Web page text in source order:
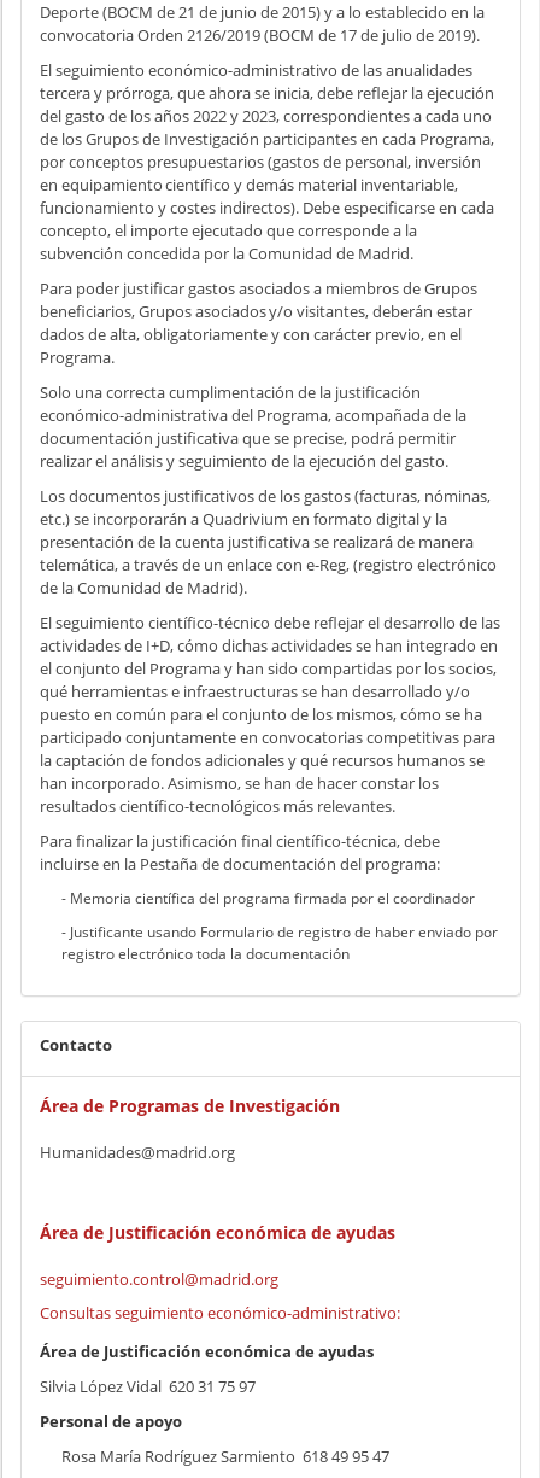
Deporte (BOCM de 21 de junio de 2015) y a lo establecido en la
convocatoria Orden 2126/2019 (BOCM de 17 de julio de 2019).
El seguimiento económico-administrativo de las anualidades
tercera y prórroga, que ahora se inicia, debe reflejar la ejecución
del gasto de los años 2022 y 2023, correspondientes a cada uno
de los Grupos de Investigación participantes en cada Programa,
por conceptos presupuestarios (gastos de personal, inversión
en equipamiento científico y demás material inventariable,
funcionamiento y costes indirectos). Debe especificarse en cada
concepto, el importe ejecutado que corresponde a la
subvención concedida por la Comunidad de Madrid.
Para poder justificar gastos asociados a miembros de Grupos
beneficiarios, Grupos asociados y/o visitantes, deberán estar
dados de alta, obligatoriamente y con carácter previo, en el
Programa.
Solo una correcta cumplimentación de la justificación
económico-administrativa del Programa, acompañada de la
documentación justificativa que se precise, podrá permitir
realizar el análisis y seguimiento de la ejecución del gasto.
Los documentos justificativos de los gastos (facturas, nóminas,
etc.) se incorporarán a Quadrivium en formato digital y la
presentación de la cuenta justificativa se realizará de manera
telemática, a través de un enlace con e-Reg, (registro electrónico
de la Comunidad de Madrid).
El seguimiento científico-técnico debe reflejar el desarrollo de las
actividades de I+D, cómo dichas actividades se han integrado en
el conjunto del Programa y han sido compartidas por los socios,
qué herramientas e infraestructuras se han desarrollado y/o
puesto en común para el conjunto de los mismos, cómo se ha
participado conjuntamente en convocatorias competitivas para
la captación de fondos adicionales y qué recursos humanos se
han incorporado. Asimismo, se han de hacer constar los
resultados científico-tecnológicos más relevantes.
Para finalizar la justificación final científico-técnica, debe
incluirse en la Pestaña de documentación del programa:
- Memoria científica del programa firmada por el coordinador
- Justificante usando Formulario de registro de haber enviado por
registro electrónico toda la documentación
Contacto
Área de Programas de Investigación
Humanidades@madrid.org
Área de Justificación económica de ayudas
seguimiento.control@madrid.org
Consultas seguimiento económico-administrativo:
Área de Justificación económica de ayudas
Silvia López Vidal ​ 620 31 75 97
Personal de apoyo
Rosa María Rodríguez Sarmiento ​ 618 49 95 47